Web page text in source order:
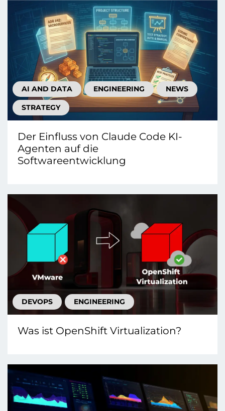
AI AND DATA ENGINEERING NEWS
STRATEGY
Der Einfluss von Claude Code KI-
Agenten auf die
Softwareentwicklung
DEVOPS ENGINEERING
Was ist OpenShift Virtualization?